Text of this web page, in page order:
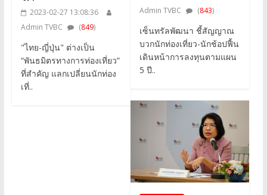
2023-02-27 13:08:36
Admin TVBC
(849)
"ไทย-ญี่ปุ่น" ต่างเป็น
“พันธมิตรทางการท่องเที่ยว”
ที่สำคัญ แลกเปลี่ยนนักท่อง
เที่..
Admin TVBC
(843)
เซ็นทรัลพัฒนา ชี้สัญญาณ
บวกนักท่องเที่ยว-นักช้อปฟื้น
เดินหน้าการลงทุนตามแผน
5 ปี..